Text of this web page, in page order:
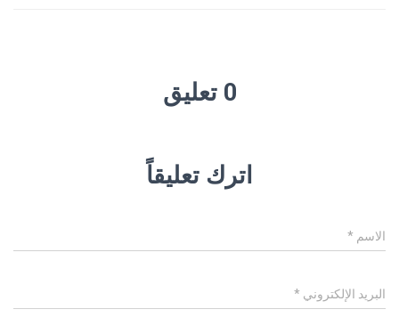
0 تعليق
اترك تعليقاً
الاسم *
البريد الإلكتروني *